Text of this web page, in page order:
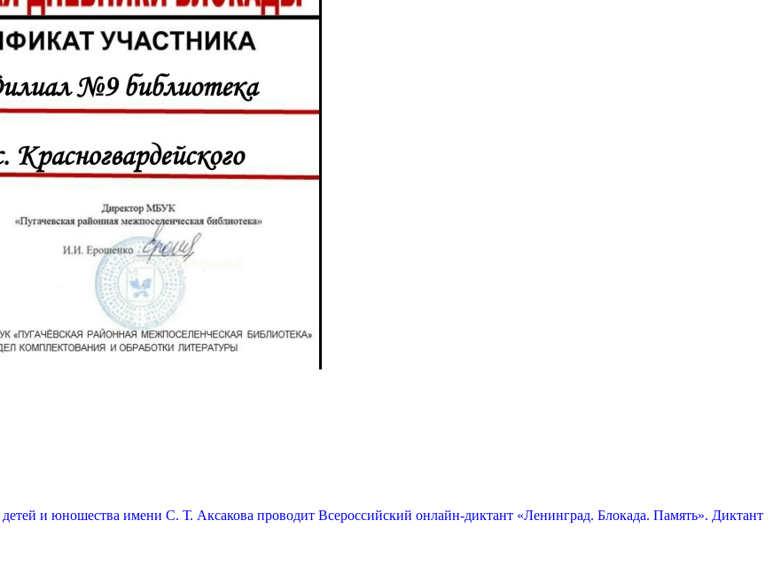
детей и юношества имени С. Т. Аксакова проводит Всероссийский онлайн-диктант «Ленинград. Блокада. Память». Диктант